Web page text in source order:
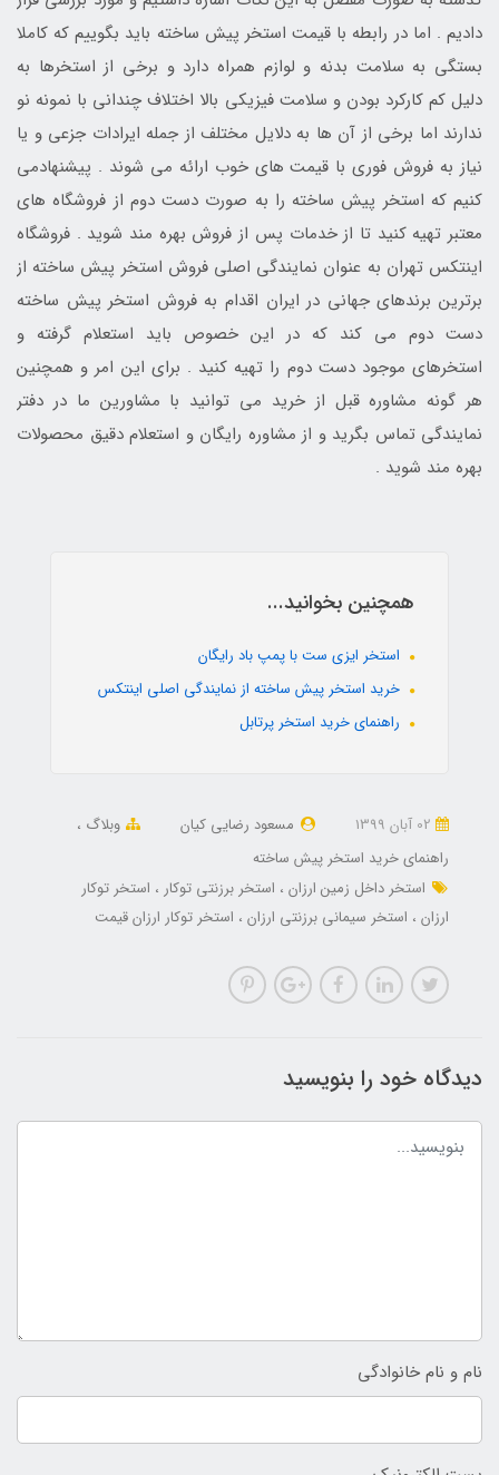
دادیم . اما در رابطه با قیمت استخر پیش ساخته باید بگوییم که کاملا
بستگی به سلامت بدنه و لوازم همراه دارد و برخی از استخرها به
دلیل کم کارکرد بودن و سلامت فیزیکی بالا اختلاف چندانی با نمونه نو
ندارند اما برخی از آن ها به دلایل مختلف از جمله ایرادات جزعی و یا
نیاز به فروش فوری با قیمت های خوب ارائه می شوند . پیشنهادمی
کنیم که استخر پیش ساخته را به صورت دست دوم از فروشگاه های
معتبر تهیه کنید تا از خدمات پس از فروش بهره مند شوید . فروشگاه
اینتکس تهران به عنوان نمایندگی اصلی فروش استخر پیش ساخته از
برترین برندهای جهانی در ایران اقدام به فروش استخر پیش ساخته
دست دوم می کند که در این خصوص باید استعلام گرفته و
استخرهای موجود دست دوم را تهیه کنید . برای این امر و همچنین
هر گونه مشاوره قبل از خرید می توانید با مشاورین ما در دفتر
نمایندگی تماس بگرید و از مشاوره رایگان و استعلام دقیق محصولات
بهره مند شوید .
همچنین بخوانید...
استخر ایزی ست با پمپ باد رایگان
خرید استخر پیش ساخته از نمایندگی اصلی اینتکس
راهنمای خرید استخر پرتابل
مسعود رضایی کیان
وبلاگ
راهنمای خرید استخر پیش ساخته
استخر داخل زمین ارزان
استخر برزنتی توکار
استخر توکار
ارزان
استخر سیمانی برزنتی ارزان استخر توکار ارزان قیمت
دیدگاه خود را بنویسید
نام و نام خانوادگی